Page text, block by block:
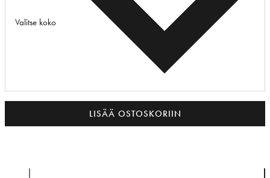
Valitse koko
LISÄÄ OSTOSKORIIN